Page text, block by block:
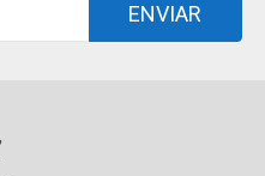
ENVIAR